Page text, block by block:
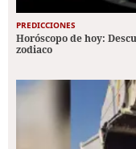
PREDICCIONES
Horóscopo de hoy:
zodiaco